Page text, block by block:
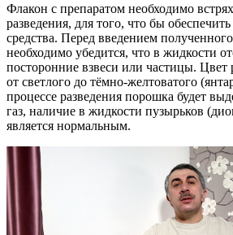
Флакон с препаратом необходимо
разведения, для того, что бы
средства. Перед введением полученного
необходимо убедится, что в жидкости
посторонние взвеси или частицы. Цвет
от светлого до тёмно-желтоватого
процессе разведения порошка будет
газ, наличие в жидкости пузырьков
является нормальным.